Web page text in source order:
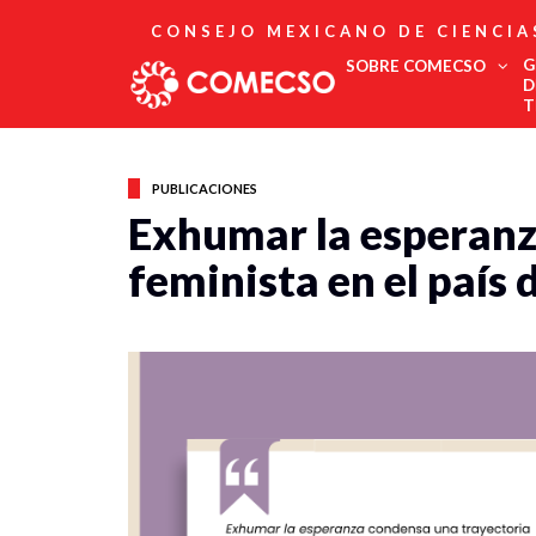
CONSEJO MEXICANO DE
SOBRE COMECSO
Estatutos
Fundadores
Publicaciones
PUBLICACIONES
Exhumar la
feminista en el país